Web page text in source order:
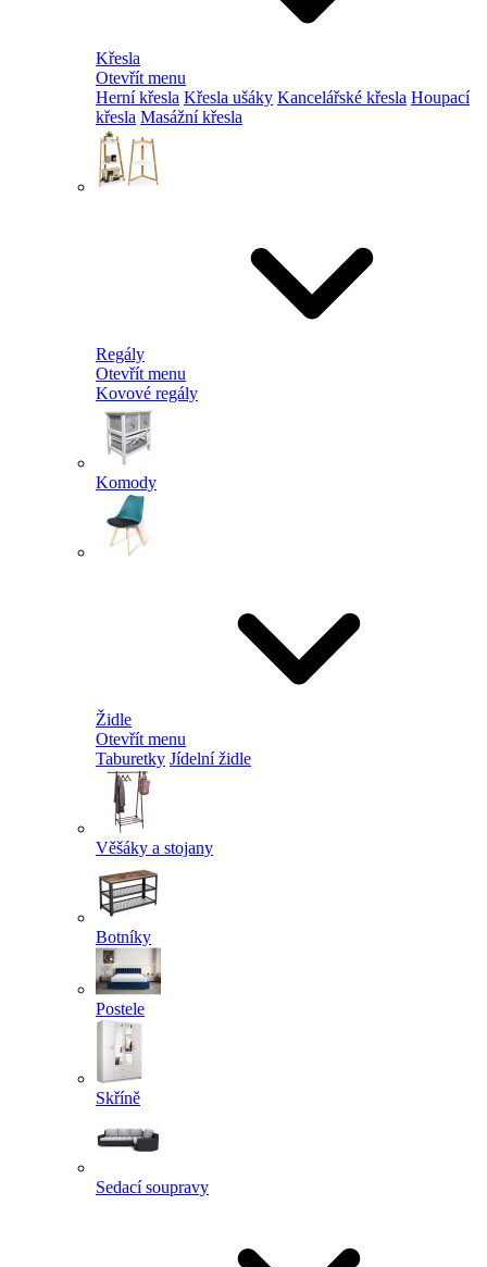
Křesla
Otevřít menu
Herní křesla Křesla ušáky Kancelářské křesla Houpací
křesla Masážní křesla
Regály
Otevřít menu
Kovové regály
Komody
Židle
Otevřít menu
Taburetky Jídelní židle
Věšáky a stojany
Botníky
Postele
Skříně
Sedací soupravy